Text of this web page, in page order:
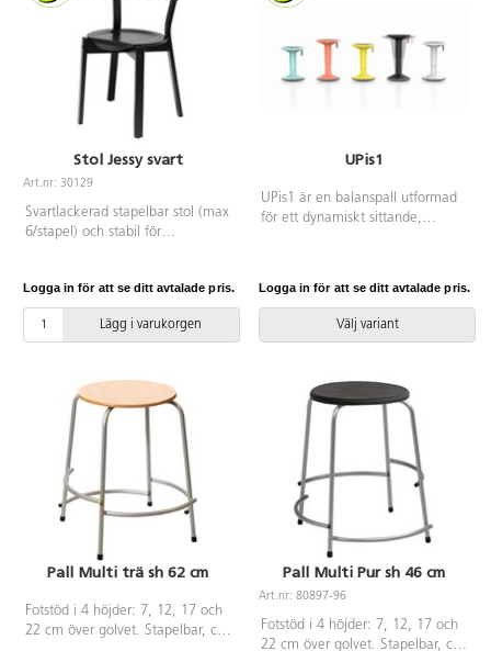
Stol Jessy svart
Art.nr: 30129
Svartlackerad stapelbar stol (max
6/stapel) och stabil för
cm. Vikt 4,5 kg. Sits i
formpressad fanér.
Logga in för att se ditt avtalade pris.
Lägg i varukorgen
UPis1
UPis1 är en balanspall utformad
för ett dynamiskt sittande,
för informella möten eller för
läraren som lätt kan sätta sig ned
bredvid en elev. Med en enkel
än önskar. Steglös höjdinställning
45-63 cm. ø sits 33 cm.
Tillverkad i polypropenplast som
är återvunnen till 50 %. Mjuk sits
och halkfri bottenplatta.
Logga in för att se ditt avtalade pris.
Välj variant
Pall Multi trä sh 62 cm
Fotstöd i 4 höjder: 7, 12, 17 och
22 cm över golvet. Stapelbar, ca
Pall Multi Pur sh 46 cm
Art.nr: 80897-96
Fotstöd i 4 höjder: 7, 12, 17 och
22 cm över golvet. Stapelbar, ca